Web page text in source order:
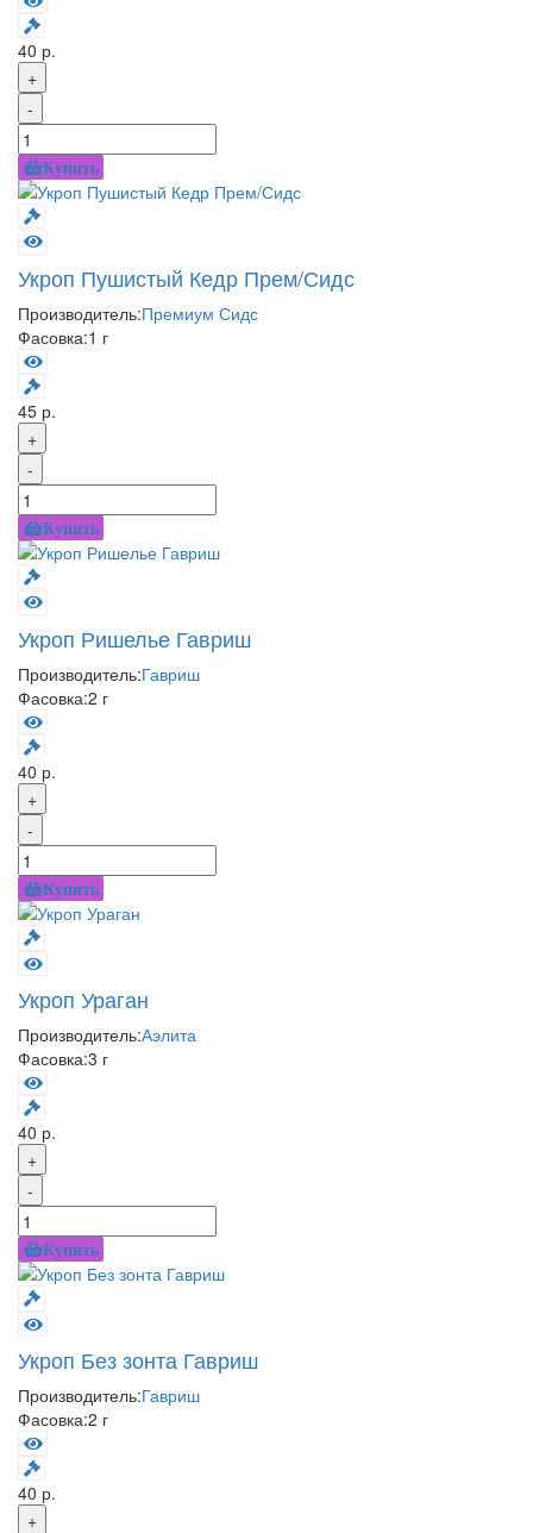
40 р.
+
-
Купить
Укроп Пушистый Кедр Прем/Сидс
Производитель:Премиум Сидс
Фасовка:1 г
45 р.
+
-
Купить
Укроп Ришелье Гавриш
Производитель:Гавриш
Фасовка:2 г
40 р.
+
-
Купить
Укроп Ураган
Производитель:Аэлита
Фасовка:3 г
40 р.
+
-
Купить
Укроп Без зонта Гавриш
Производитель:Гавриш
Фасовка:2 г
40 р.
+